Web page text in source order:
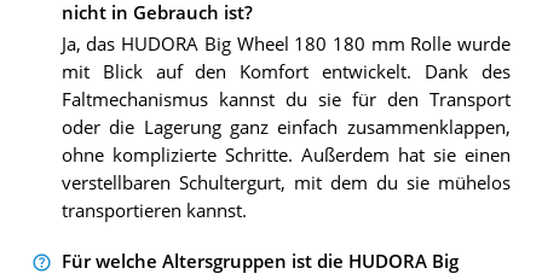
nicht in Gebrauch ist?
Ja, das HUDORA Big Wheel 180 180 mm Rolle wurde
mit Blick auf den Komfort entwickelt. Dank des
Faltmechanismus kannst du sie für den Transport
oder die Lagerung ganz einfach zusammenklappen,
ohne komplizierte Schritte. Außerdem hat sie einen
verstellbaren Schultergurt, mit dem du sie mühelos
transportieren kannst.
Für welche Altersgruppen ist die HUDORA Big